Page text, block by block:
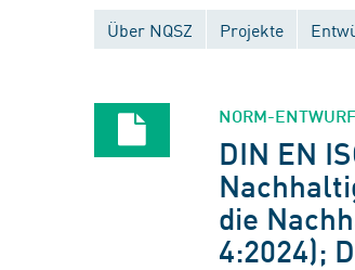
Über NQSZ Projekte
NORM-ENTWURF
DIN EN
die
4:2024);